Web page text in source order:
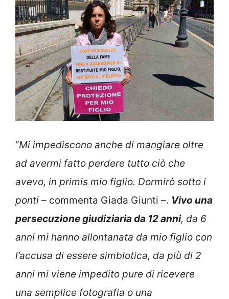
“Mi impediscono anche di mangiare oltre
ad avermi fatto perdere tutto ciò che
avevo, in primis mio figlio. Dormirò sotto i
ponti – commenta Giada Giunti –. Vivo una
persecuzione giudiziaria da 12 anni, da 6
anni mi hanno allontanata da mio figlio con
l’accusa di essere simbiotica, da più di 2
anni mi viene impedito pure di ricevere
una semplice fotografia o una